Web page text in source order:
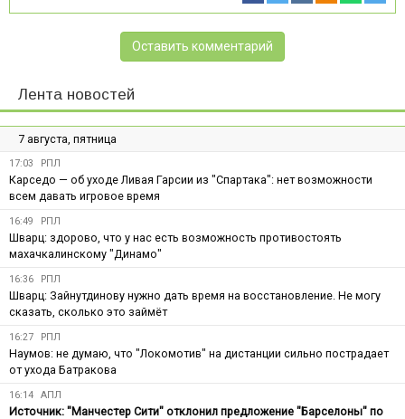
Оставить комментарий
Лента новостей
7 августа, пятница
17:03 РПЛ
Карседо — об уходе Ливая Гарсии из "Спартака": нет возможности
всем давать игровое время
16:49 РПЛ
Шварц: здорово, что у нас есть возможность противостоять
махачкалинскому "Динамо"
16:36 РПЛ
Шварц: Зайнутдинову нужно дать время на восстановление. Не могу
сказать, сколько это займёт
16:27 РПЛ
Наумов: не думаю, что "Локомотив" на дистанции сильно пострадает
от ухода Батракова
16:14 АПЛ
Источник: "Манчестер Сити" отклонил предложение "Барселоны" по